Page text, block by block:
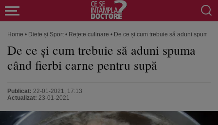
Home • Diete și Sport • Rețete culinare • De ce și cum trebuie să aduni spuma
De ce și cum trebuie să aduni spuma
când fierbi carne pentru supă
Publicat: 22-01-2021, 17:13
Actualizat: 23-01-2021